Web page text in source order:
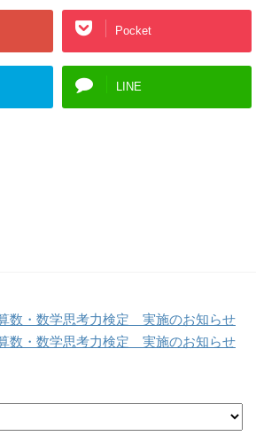
Pocket
LINE
数・数学思考力検定 実施のお知らせ
数・数学思考力検定 実施のお知らせ